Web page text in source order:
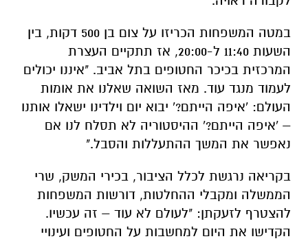
במטה המשפחות הכריזו על צום בן 500 דקות, בין
השעות 11:40 ל-20:00, אז תתקיים העצרת
המרכזית בכיכר החטופים בתל אביב. "איננו יכולים
לעמוד מנגד עוד. מאז השואה שאלנו את אומות
העולם: 'איפה הייתם?' יבוא יום וילדינו ישאלו אותנו
– 'איפה הייתם?' ההיסטוריה לא תסלח לנו אם
נאפשר את המשך ההתעללות והסבל."
בקריאה נרגשת לכלל הציבור, בכירי המשק, שרי
הממשלה ומקבלי ההחלטות, דורשות המשפחות
להצטרף לזעקתן: "לעולם לא עוד – זה עכשיו.
הקדישו את היום למחשבות על החטופים ועינויי